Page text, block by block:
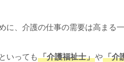
に、介護の仕事の需要は高まる一
いっても 「介護福祉士」や「介